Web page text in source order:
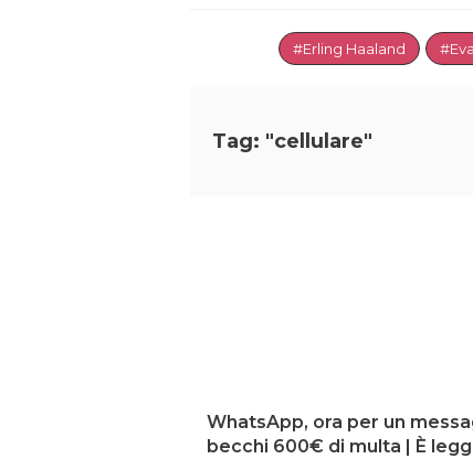
#Erling Haaland
Tag: "cellulare"
WhatsApp, ora per un
becchi 600€ di multa | È